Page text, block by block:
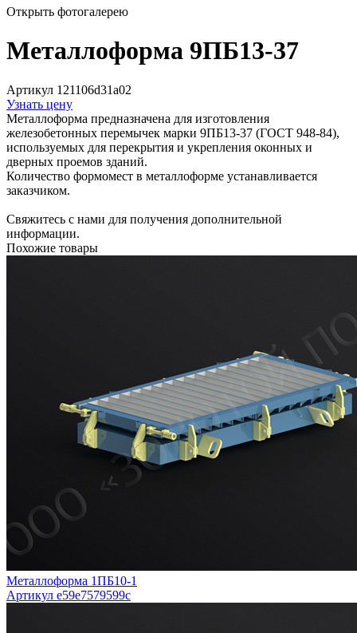
Открыть фотогалерею
Металлоформа 9ПБ13-37
Артикул 121106d31a02
Узнать цену
Металлоформа предназначена для изготовления
железобетонных перемычек марки 9ПБ13-37 (ГОСТ 948-84),
используемых для перекрытия и укрепления оконных и
дверных проемов зданий.
Количество формомест в металлоформе устанавливается
заказчиком.
Свяжитесь с нами для получения дополнительной
информации.
Похожие товары
Металлоформа 1ПБ10-1
Артикул e59e7579599c